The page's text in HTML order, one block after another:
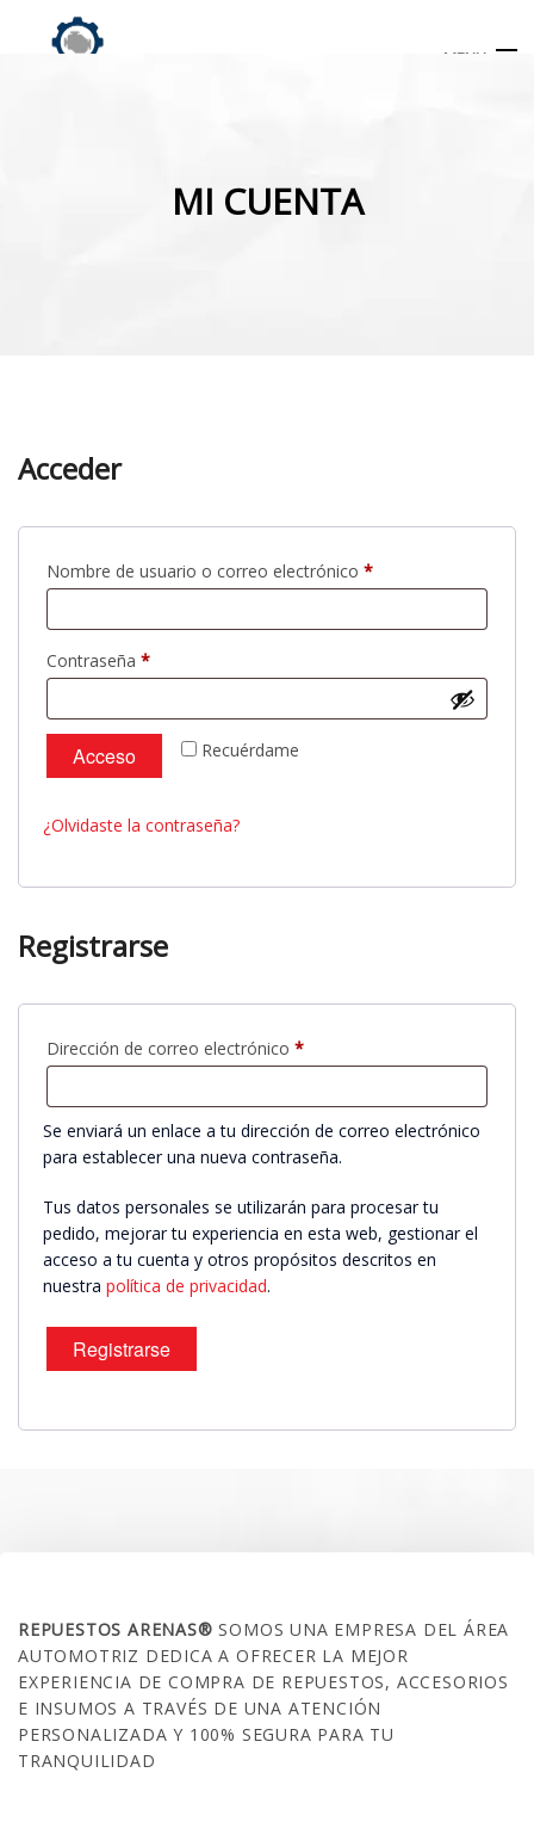
MENU
MI CUENTA
Acceder
Nombre de usuario o correo electrónico *Obligatorio
Contraseña *Obligatorio
Recuérdame
Acceso
¿Olvidaste la contraseña?
Registrarse
Dirección de correo electrónico *Obligatorio
Se enviará un enlace a tu dirección de correo electrónico
para establecer una nueva contraseña.
Tus datos personales se utilizarán para procesar tu
pedido, mejorar tu experiencia en esta web, gestionar el
acceso a tu cuenta y otros propósitos descritos en
nuestra política de privacidad.
Registrarse
REPUESTOS ARENAS®SOMOS UNA EMPRESA DEL ÁREA
AUTOMOTRIZ DEDICA A OFRECER LA MEJOR
EXPERIENCIA DE COMPRA DE REPUESTOS, ACCESORIOS
E INSUMOS A TRAVÉS DE UNA ATENCIÓN
PERSONALIZADA Y 100% SEGURA PARA TU
TRANQUILIDAD